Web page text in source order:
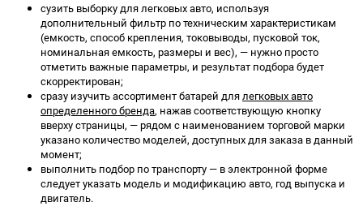
сузить выборку для легковых авто, используя
дополнительный фильтр по техническим характеристикам
(емкость, способ крепления, токовыводы, пусковой ток,
номинальная емкость, размеры и вес), — нужно просто
отметить важные параметры, и результат подбора будет
скорректирован;
сразу изучить ассортимент батарей длялегковых авто
определенного бренда, нажав соответствующую кнопку
вверху страницы, — рядом с наименованием торговой марки
указано количество моделей, доступных для заказа в данный
момент;
выполнить подбор по транспорту — в электронной форме
следует указать модель и модификацию авто, год выпуска и
двигатель.